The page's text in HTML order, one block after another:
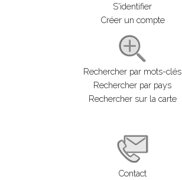
S'identifier
Créer un compte
Rechercher par mots-clés
Rechercher par pays
Rechercher sur la carte
Contact